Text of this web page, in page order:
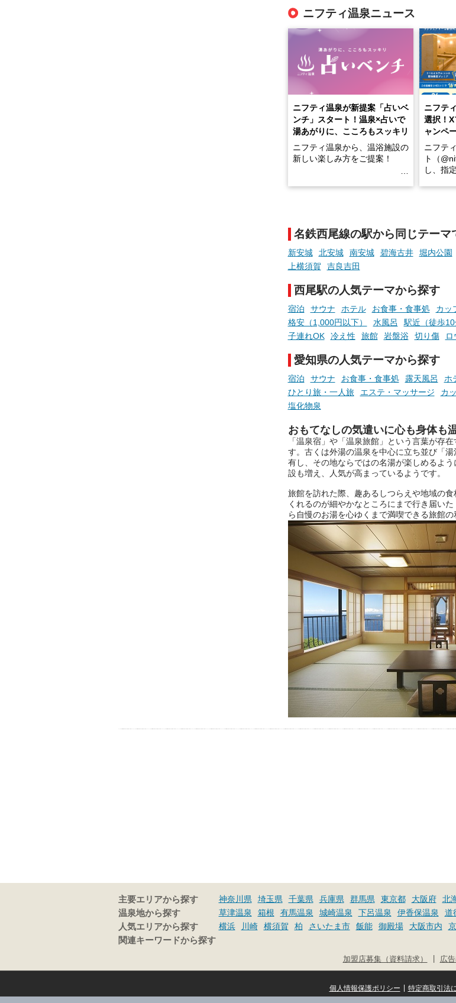
ニフティ温泉ニュース
ニフティ温泉が新提案「占いベ
ンチ」スタート！温泉×占いで
湯あがりに、こころもスッキリ
ニフティ温泉から、温浴施設の
新しい楽しみ方をご提案！
手相やタロットなど気軽に楽し
める占いで、“ととのう”おふろ
時間を、もっと特別に。
ニフテ
選択！
ャンペ
ニフテ
ト（
し、指
名鉄西尾線の駅から同じテーマ
新安城 北安城 南安城 碧海古井 堀内公園
上横須賀
吉良吉田
西尾駅の人気テーマから探す
宿泊 サウナ ホテル お食事・食事処 カッ
格安（1,000円以下）
水風呂 駅近（徒歩10
子連れOK
冷え性 旅館 岩盤浴 切り傷 ロ
愛知県の人気テーマから探す
宿泊 サウナ お食事・食事処 露天風呂 ホ
ひとり旅・一人旅
エステ・マッサージ カ
塩化物泉
おもてなしの気遣いに心も身体も
「温泉宿」や「温泉旅館」という言葉が存
す。古くは外湯の温泉を中心に立ち並び「
有し、その地ならではの名湯が楽しめるよ
設も増え、人気が高まっているようです。
旅館を訪れた際、趣あるしつらえや地域の
くれるのが細やかなところにまで行き届い
ら自慢のお湯を心ゆくまで満喫できる旅館
主要エリアから探す 神奈川県 埼玉県 千葉県 兵庫県 群馬県 東京都 大阪府 北
温泉地から探す
草津温泉 箱根 有馬温泉 城崎温泉 下呂温泉 伊香保温泉 道
人気エリアから探す
横浜 川崎 横須賀 柏 さいたま市 飯能 御殿場 大阪市内
関連キーワードから探す
広
加盟店募集（資料請求）
特定商取引法
個人情報保護ポリシー